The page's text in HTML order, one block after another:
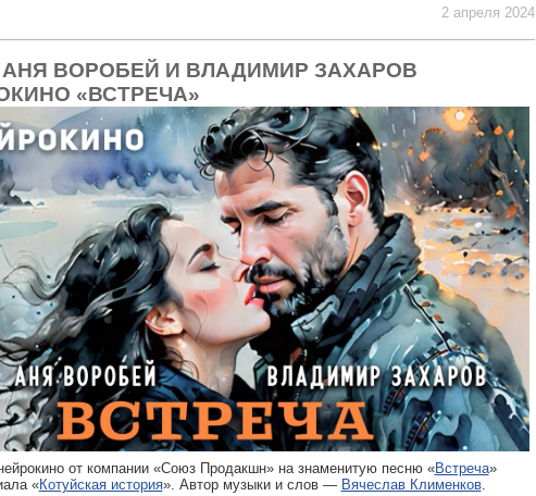
2 апреля 2024
ВОРОБЕЙ И ВЛАДИМИР ЗАХАРОВ
«ВСТРЕЧА»
от компании «Союз Продакшн» на знаменитую песню «Встреча»
«Котуйская история». Автор музыки и слов — Вячеслав Клименков.